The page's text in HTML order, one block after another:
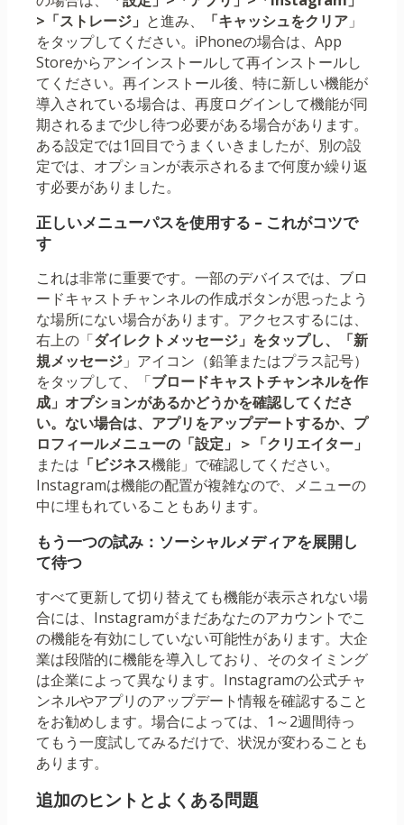
>「ストレージ」 と進み、 「キャッシュをクリア 」
をタップしてください。iPhoneの場合は、App
Storeからアンインストールして再インストールし
てください。再インストール後、特に新しい機能が
導入されている場合は、再度ログインして機能が同
期されるまで少し待つ必要がある場合があります。
ある設定では1回目でうまくいきましたが、別の設
定では、オプションが表示されるまで何度か繰り返
す必要がありました。
正しいメニューパスを使用する – これがコツで
す
これは非常に重要です。一部のデバイスでは、ブロ
ードキャストチャンネルの作成ボタンが思ったよう
な場所にない場合があります。アクセスするには、
右上の「ダイレクトメッセージ」をタップし、「新
規メッセージ 」アイコン（鉛筆またはプラス記号）
をタップして、「ブロードキャストチャンネルを作
成」​​オプションがあるかどうかを確認してくださ
い。ない場合は、アプリをアップデートするか、プ
ロフィールメニューの 「設定」＞「クリエイター」
または 「ビジネス機能」で確認してください。
Instagramは機能の配置が複雑なので、メニューの
中に埋もれていることもあります。
もう一つの試み：ソーシャルメディアを展開し
て待つ
すべて更新して切り替えても機能が表示されない場
合には、Instagramがまだあなたのアカウントでこ
の機能を有効にしていない可能性があります。大企
業は段階的に機能を導入しており、そのタイミング
は企業によって異なります。Instagramの公式チャ
ンネルやアプリのアップデート情報を確認すること
をお勧めします。場合によっては、1～2週間待っ
てもう一度試してみるだけで、状況が変わることも
あります。
追加のヒントとよくある問題